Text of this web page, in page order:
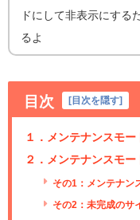
ドにして非表示にする
るよ
目次 目次を隠す
１．メンテナンスモー
２．メンテナンスモー
その1：メンテナン
その2：未完成のサ